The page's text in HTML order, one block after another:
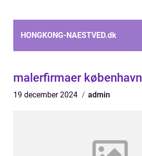
HONGKONG-NAESTVED.dk
malerfirmaer københavn
19 december 2024 admin